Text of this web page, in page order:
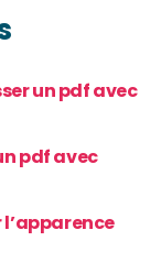
un pdf avec
pdf avec